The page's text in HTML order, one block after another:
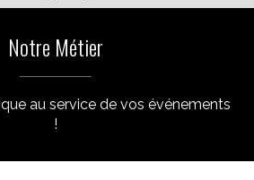
Notre Métier
au service de vos événements
!